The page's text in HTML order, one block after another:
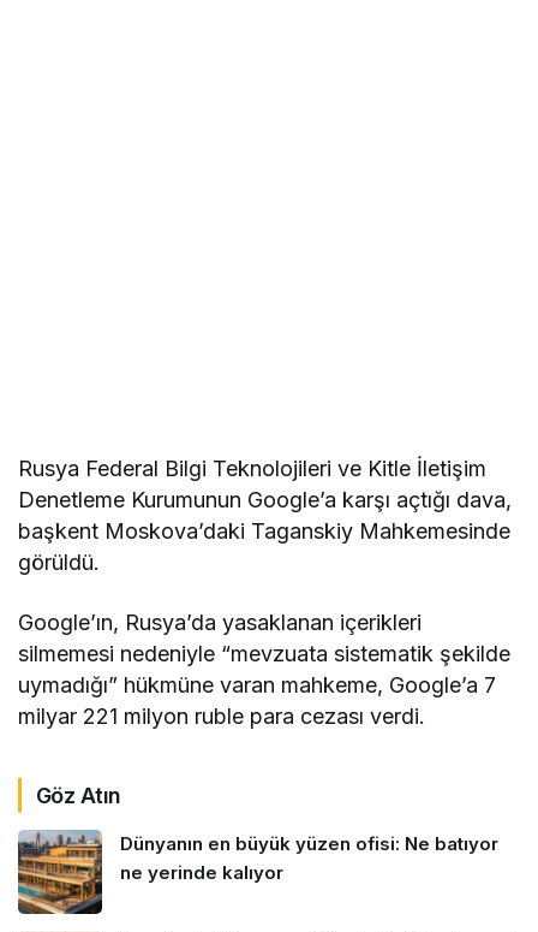
Rusya Federal Bilgi Teknolojileri ve Kitle İletişim
Denetleme Kurumunun Google’a karşı açtığı dava,
başkent Moskova’daki Taganskiy Mahkemesinde
görüldü.
Google’ın, Rusya’da yasaklanan içerikleri
silmemesi nedeniyle “mevzuata sistematik şekilde
uymadığı” hükmüne varan mahkeme, Google’a 7
milyar 221 milyon ruble para cezası verdi.
Göz Atın
Dünyanın en büyük yüzen ofisi: Ne batıyor
ne yerinde kalıyor